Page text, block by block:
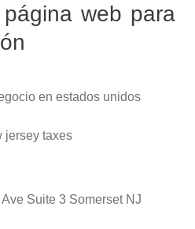
web para
Suite 3 Somerset NJ